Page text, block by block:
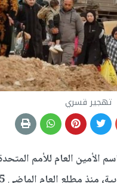
تهجير قسري
الأمين العام للأمم